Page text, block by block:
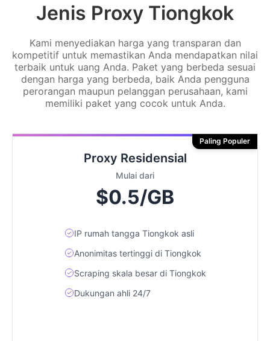
Jenis Proxy Tiongkok
Kami menyediakan harga yang transparan dan
kompetitif untuk memastikan Anda mendapatkan nilai
terbaik untuk uang Anda. Paket yang berbeda sesuai
dengan harga yang berbeda, baik Anda pengguna
perorangan maupun pelanggan perusahaan, kami
memiliki paket yang cocok untuk Anda.
Proxy Residensial
Mulai dari
$0.5/GB
IP rumah tangga Tiongkok asli
Anonimitas tertinggi di Tiongkok
Scraping skala besar di Tiongkok
Dukungan ahli 24/7
Paling Populer